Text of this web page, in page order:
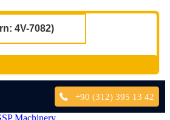
+90 (312) 395 13 42